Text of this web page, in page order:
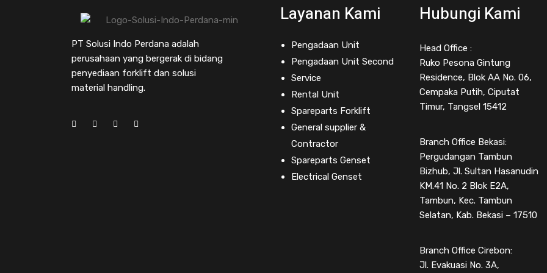
PT Solusi Indo Perdana adalah
perusahaan yang bergerak di bidang
penyediaan forklift dan solusi
material handling.
Layanan Kami
Pengadaan Unit
Pengadaan Unit Second
Service
Rental Unit
Spareparts Forklift
General supplier &
Contractor
Spareparts Genset
Electrical Genset
Hubungi Kami
Head Office :
Ruko Pesona Gintung
Residence, Blok AA No. 06,
Cempaka Putih, Ciputat
Timur, Tangsel 15412
Branch Office Bekasi:
Pergudangan Tambun
Bizhub, Jl. Sultan Hasanudin
KM.41 No. 2 Blok E2A,
Tambun, Kec. Tambun
Selatan, Kab. Bekasi – 17510
Branch Office Cirebon:
Jl. Evakuasi No. 3A,